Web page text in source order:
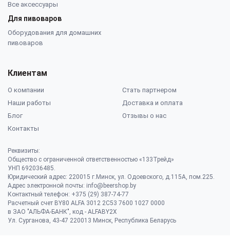
Все аксессуары
Для пивоваров
Оборудования для домашних
пивоваров
Клиентам
О компании
Стать партнером
Наши работы
Доставка и оплата
Блог
Отзывы о нас
Контакты
Реквизиты:
Общество с ограниченной ответственностью «133Трейд»
УНП 692036485​.
Юридический адрес: 220015 г.Минск, ул. Одоевского, д.115А, пом.225.
Адрес электронной почты: info@beershop.by
Контактный телефон: +375 (29) 387-74-77
Расчетный счет BY80 ALFA 3012 2C53 7600 1027 0000
в ЗАО "АЛЬФА-БАНК", код - ALFABY2X
Ул. Сурганова, 43-47 220013 Минск, Республика Беларусь